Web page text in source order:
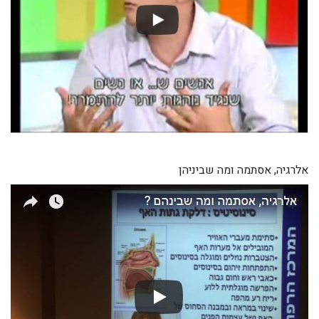
אלרגיה, אסתמה ומה שביניהן